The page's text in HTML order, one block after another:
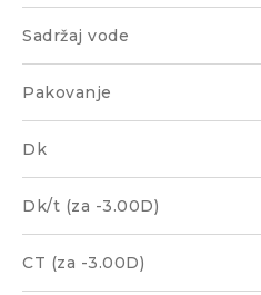
Sadržaj vode
Pakovanje
Dk
Dk/t (za -3.00D)
CT (za -3.00D)